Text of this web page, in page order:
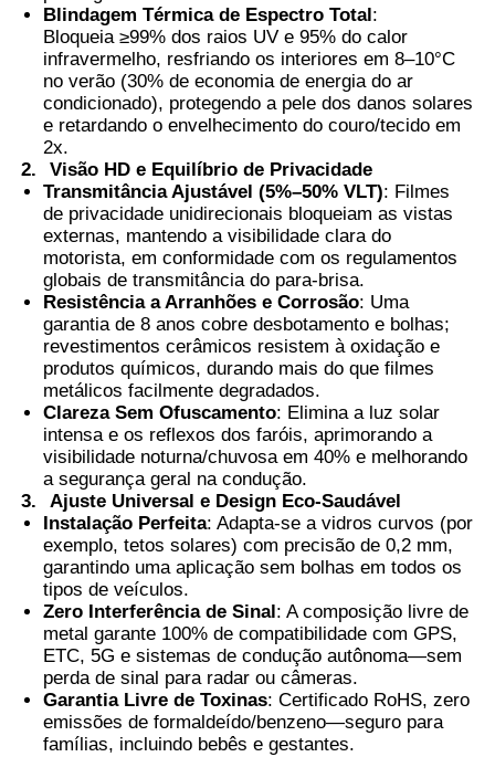
Blindagem Térmica de Espectro Total:
Bloqueia ≥99% dos raios UV e 95% do calor
infravermelho, resfriando os interiores em 8–10°C
no verão (30% de economia de energia do ar
condicionado), protegendo a pele dos danos solares
e retardando o envelhecimento do couro/tecido em
2x.
2.
Visão HD e Equilíbrio de Privacidade
Transmitância Ajustável (5%–50% VLT): Filmes
de privacidade unidirecionais bloqueiam as vistas
externas, mantendo a visibilidade clara do
motorista, em conformidade com os regulamentos
globais de transmitância do para-brisa.
Resistência a Arranhões e Corrosão: Uma
garantia de 8 anos cobre desbotamento e bolhas;
revestimentos cerâmicos resistem à oxidação e
produtos químicos, durando mais do que filmes
metálicos facilmente degradados.
Clareza Sem Ofuscamento: Elimina a luz solar
intensa e os reflexos dos faróis, aprimorando a
visibilidade noturna/chuvosa em 40% e melhorando
a segurança geral na condução.
3.
Ajuste Universal e Design Eco-Saudável
Instalação Perfeita: Adapta-se a vidros curvos (por
exemplo, tetos solares) com precisão de 0,2 mm,
garantindo uma aplicação sem bolhas em todos os
tipos de veículos.
Zero Interferência de Sinal: A composição livre de
metal garante 100% de compatibilidade com GPS,
ETC, 5G e sistemas de condução autônoma—sem
perda de sinal para radar ou câmeras.
Garantia Livre de Toxinas: Certificado RoHS, zero
emissões de formaldeído/benzeno—seguro para
famílias, incluindo bebês e gestantes.